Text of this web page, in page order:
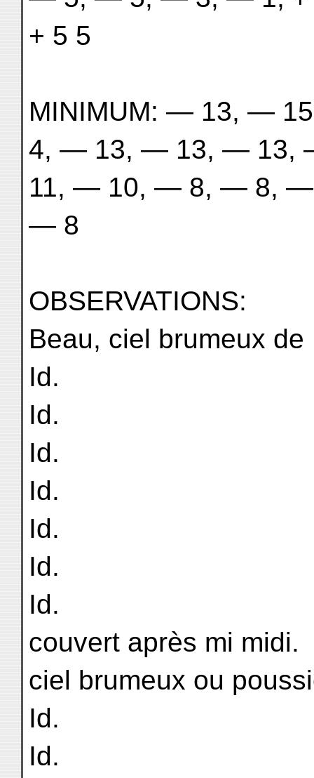
+ 5 5
MINIMUM: — 13, —
4, — 13, — 13, —
11, — 10, — 8, — 8,
— 8
OBSERVATIONS:
Beau, ciel brumeux de
Id.
Id.
Id.
Id.
Id.
Id.
Id.
couvert après mi midi.
ciel brumeux ou
Id.
Id.